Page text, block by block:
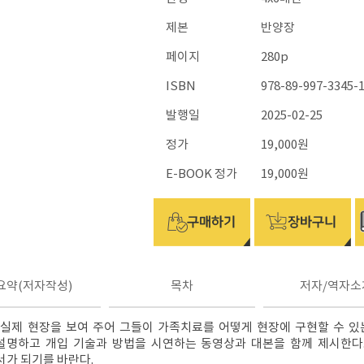
제본
반양장
페이지
280p
ISBN
978-89-997-3345-
발행일
2025-02-25
정가
19,000원
E-BOOK 정가
19,000원
약(저자작성) 목차 저자/역자소
제 현장을 보여 주어 그들이 가족치료를 어떻게 현장에 구현할 수
하고 개입 기술과 방법을 시연하는 동영상과 대본을 함께 제시한
가 되기를 바란다.